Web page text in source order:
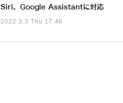
Siri、Google Assistantに対応
2022.3.3 Thu 17:46